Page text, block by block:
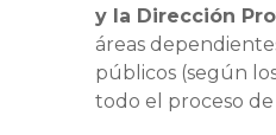
y la Dirección
áreas
públicos (según
todo el proceso